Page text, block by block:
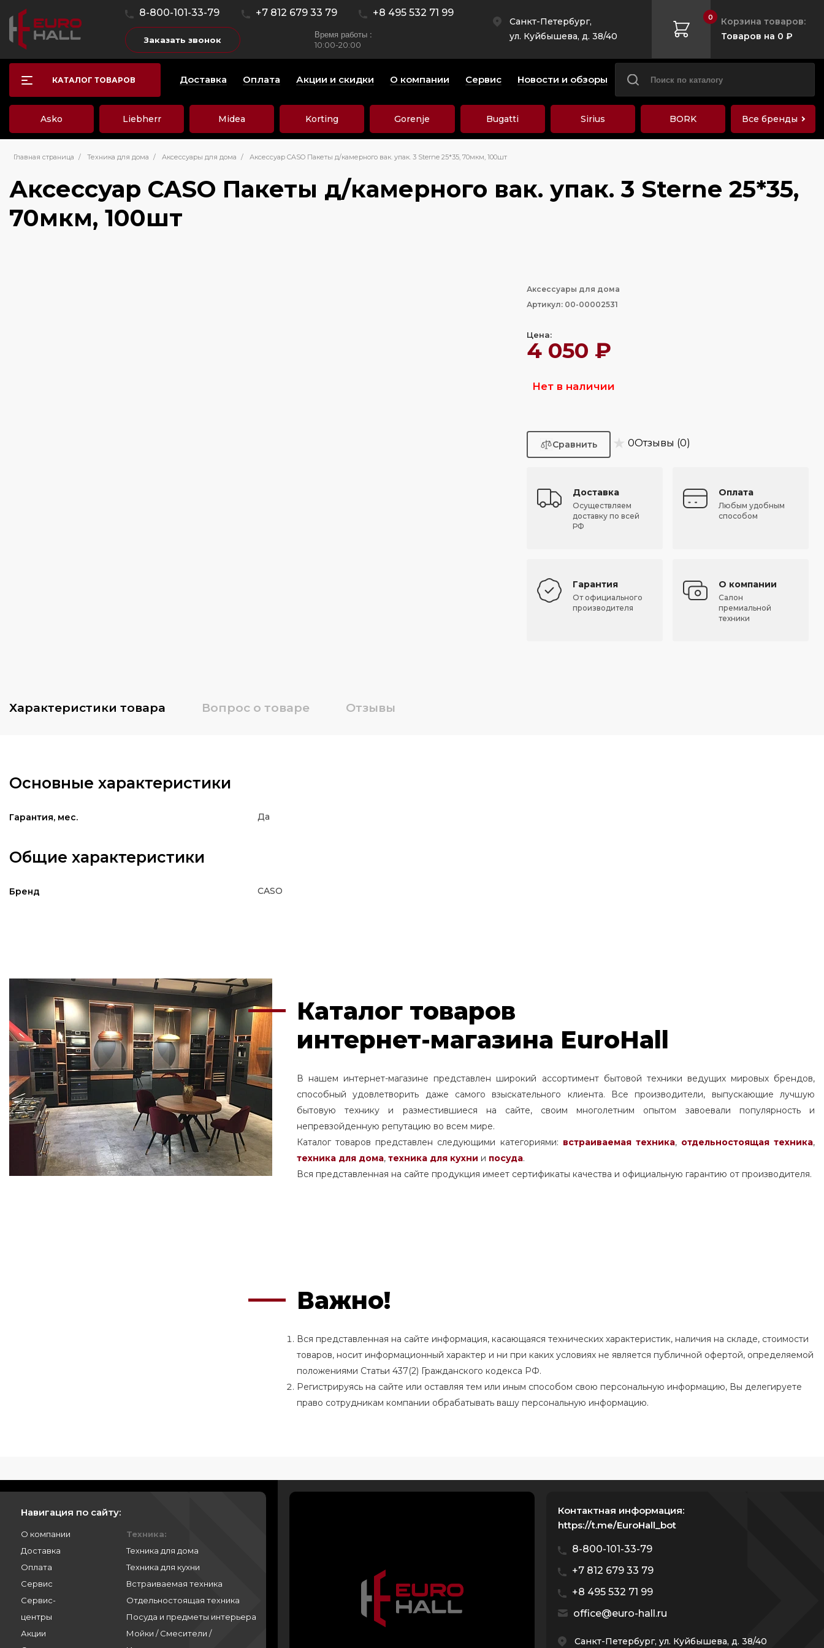
8-800-101-33-79 +7 812 679 33 79 +8 495 532 71 99
Заказать звонок Время работы :
10:00-20:00
Санкт-Петербург,
ул. Куйбышева, д. 38/40
0
Корзина товаров:
Товаров на 0 ₽
КАТАЛОГ ТОВАРОВ Доставка Оплата Акции и скидки О компании Сервис Новости и обзоры
Asko Liebherr Midea Korting Gorenje Bugatti Sirius BORK Все бренды
Главная страница / Техника для дома / Аксессуары для дома / Аксессуар CASO Пакеты д/камерного вак. упак. 3 Sterne 25*35, 70мкм, 100шт
Аксессуар CASO Пакеты д/камерного вак. упак. 3 Sterne 25*35,
70мкм, 100шт
Аксессуары для дома
Артикул: 00-00002531
Цена:
4 050 ₽
Нет в наличии
★ 0Отзывы (0)
Доставка
Осуществляем
доставку по всей
РФ
Оплата
Любым удобным
способом
Гарантия
От официального
производителя
О компании
Салон
премиальной
техники
Характеристики товара Вопрос о товаре Отзывы
Основные характеристики
Гарантия, мес. Да
Общие характеристики
Бренд CASO
Каталог товаров
интернет-магазина EuroHall
В нашем интернет-магазине представлен широкий ассортимент бытовой техники ведущих мировых брендов,
способный удовлетворить даже самого взыскательного клиента. Все производители, выпускающие лучшую
бытовую технику и разместившиеся на сайте, своим многолетним опытом завоевали популярность и
непревзойденную репутацию во всем мире.
Каталог товаров представлен следующими категориями: встраиваемая техника, отдельностоящаятехника,
техника для дома, техника для кухни и посуда.
Вся представленная на сайте продукция имеет сертификаты качества и официальную гарантию от производителя.
Важно!
Вся представленная на сайте информация, касающаяся технических характеристик, наличия на складе, стоимости
товаров, носит информационный характер и ни при каких условиях не является публичной офертой, определяемой
положениями Статьи 437(2) Гражданского кодекса РФ.
Регистрируясь на сайте или оставляя тем или иным способом свою персональную информацию, Вы делегируете
право сотрудникам компании обрабатывать вашу персональную информацию.
Навигация по сайту:
О компании
Доставка
Оплата
Сервис
Сервис-
центры
Акции
Техника:
Техника для дома
Техника для кухни
Встраиваемая техника
Отдельностоящая техника
Посуда и предметы интерьера
Мойки / Смесители /
Контактная информация:
https://t.me/EuroHall_bot
8-800-101-33-79
+7 812 679 33 79
+8 495 532 71 99
office@euro-hall.ru
Санкт-Петербург, ул. Куйбышева, д. 38/40